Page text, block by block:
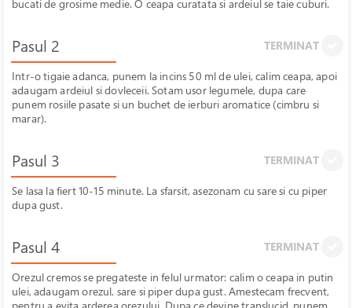
bucati de grosime medie. O ceapa curatata si ardeiul se taie cuburi.
Pasul 2 TERMINAT
Intr-o tigaie adanca, punem la incins 50 ml de ulei, calim ceapa, apoi
adaugam ardeiul si dovleceii. Sotam usor legumele, dupa care
punem rosiile pasate si un buchet de ierburi aromatice (cimbru si
marar).
Pasul 3 TERMINAT
Se lasa la fiert 10-15 minute. La sfarsit, asezonam cu sare si cu piper
dupa gust.
Pasul 4 TERMINAT
Orezul cremos se pregateste in felul urmator: calim o ceapa in putin
ulei, adaugam orezul, sare si piper dupa gust. Amestecam frecvent,